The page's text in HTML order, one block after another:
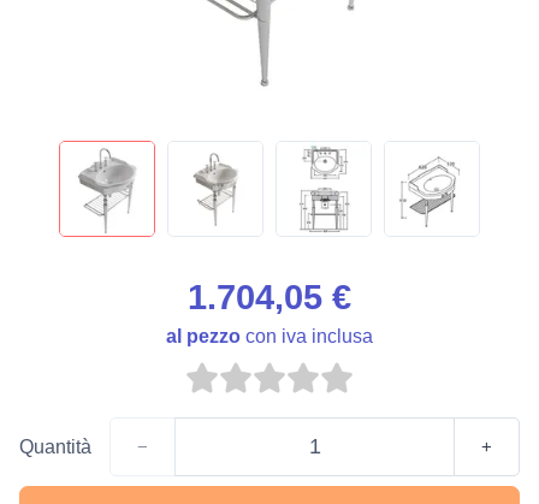
1.704,05 €
al pezzo con iva inclusa
Quantità − +